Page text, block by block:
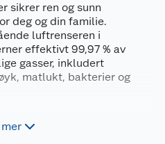
sikrer ren og sunn
deg og din familie.
luftrenseren i
effektivt 99,97 % av
gasser, inkludert
matlukt, bakterier og